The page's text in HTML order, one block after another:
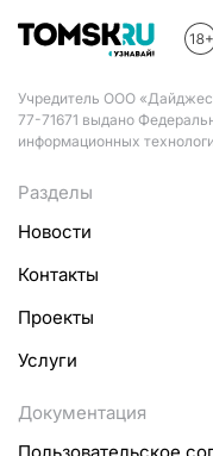
Учредитель ООО
77-71671 выдано
информационных
Разделы
Новости
Контакты
Проекты
Услуги
Документация